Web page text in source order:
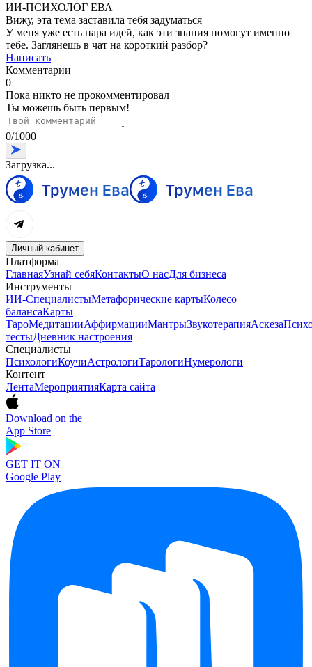
ИИ-ПСИХОЛОГ ЕВА
Вижу, эта тема заставила тебя задуматься
У меня уже есть пара идей, как эти знания помогут именно
тебе. Заглянешь в чат на короткий разбор?
Написать
Комментарии
0
Пока никто не прокомментировал
Ты можешь быть первым!
0/1000
Загрузка...
Личный кабинет
Платформа
ГлавнаяУзнай себяКонтактыО насДля бизнеса
Инструменты
ИИ-СпециалистыМетафорические картыКолесо
балансаКарты
ТароМедитацииАффирмацииМантрыЗвукотерапияАскеза
тестыДневник настроения
Специалисты
ПсихологиКоучиАстрологиТарологиНумерологи
Контент
ЛентаМероприятияКарта сайта
Download on the
App Store
GET IT ON
Google Play